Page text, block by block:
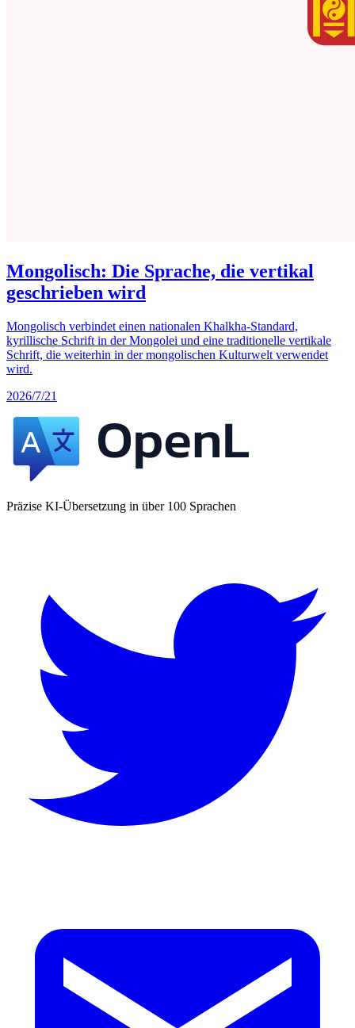
Mongolisch: Die Sprache, die vertikal
geschrieben wird
Mongolisch verbindet einen nationalen Khalkha-Standard,
kyrillische Schrift in der Mongolei und eine traditionelle vertikale
Schrift, die weiterhin in der mongolischen Kulturwelt verwendet
wird.
2026/7/21
Präzise KI-Übersetzung in über 100 Sprachen